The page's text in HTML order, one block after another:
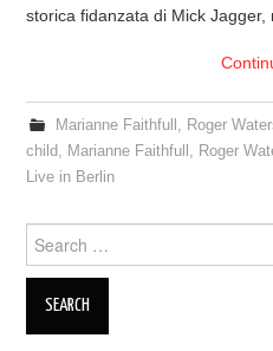
CONTATTI
PINKFLOYDIANE
POLICY/COOKIES
storica fidanzata di Mick Jagger,
Marianne Faithfull , Roger
child, Marianne Faithfull , Roger
Live in Berlin
for: